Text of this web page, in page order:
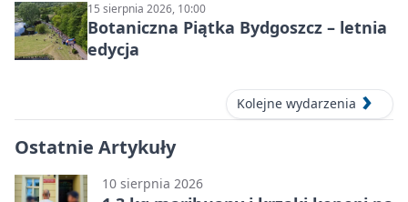
15 sierpnia 2026, 10:00
Botaniczna Piątka Bydgoszcz – letnia
edycja
Kolejne wydarzenia
Ostatnie Artykuły
10 sierpnia 2026